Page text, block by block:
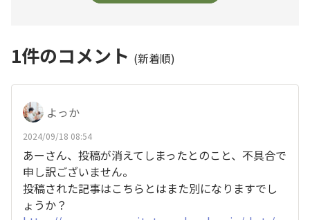
1件のコメント (新着順)
よっか
2024/09/18 08:54
あーさん、投稿が消えてしまったとのこと、不具合で
申し訳ございません。
投稿された記事はこちらとはまた別になりますでし
ょうか？